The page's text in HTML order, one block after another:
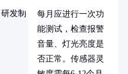
每月应进行一次功
能测试，检查报警
音量、灯光亮度是
否正常。传感器灵